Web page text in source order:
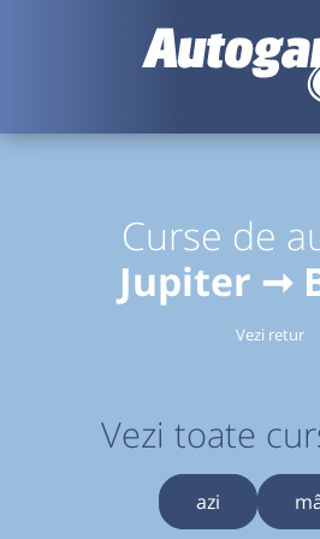
Curse de
Jupiter ➞
Vezi retur
Vezi toate
azi